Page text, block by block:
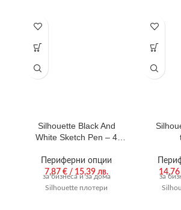
Silhouette Black And
White Sketch Pen – 4
Периферни опции
7,87 € / 15,39 лв.
за бизнеса и за дома
Silhouette плотери
14,76
за